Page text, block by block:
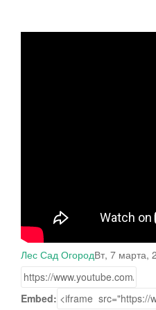
Лес Сад ОгородВт, 7 марта,
Embed: